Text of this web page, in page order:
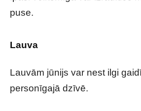
puse.
Lauva
Lauvām jūnijs var nest ilgi
personīgajā dzīvē.